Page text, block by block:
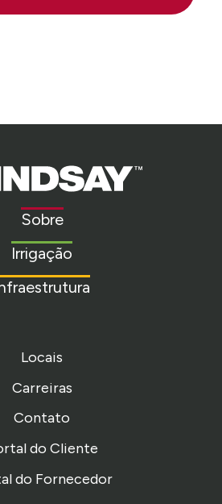
Sobre
Irrigação
Locais
Carreiras
Contato
do Cliente
do Fornecedor